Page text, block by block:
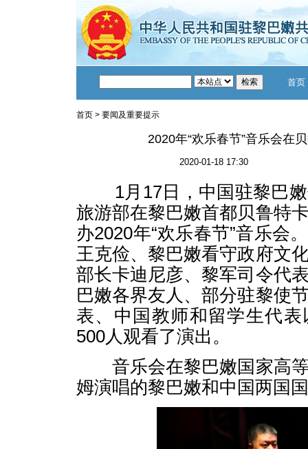
首页
首页 > 要闻及重要提示
2020年“欢乐春节”音乐会在
2020-01-18 17:30
1月17日，中国驻黎巴嫩
旅游部在黎巴嫩首都贝鲁特
办2020年“欢乐春节”音乐会
王克俭、黎巴嫩看守政府文
部长卡迪尼彦、黎军司令代
巴嫩各界友人、部分驻黎使
表、中国教师和留学生代
500人观看了演出。
音乐会在黎巴嫩国家高等
姆演唱的黎巴嫩和中国两国